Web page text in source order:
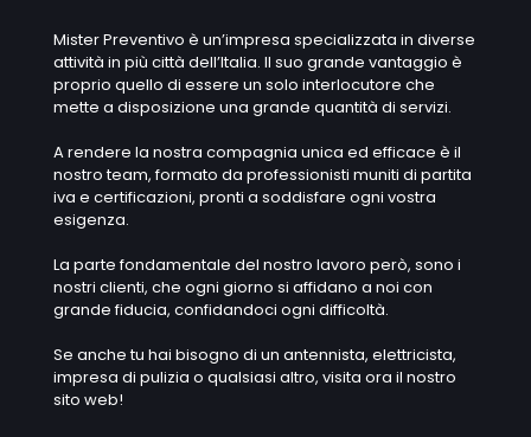
Mister Preventivo è un’impresa specializzata in diverse
attività in più città dell’Italia. Il suo grande vantaggio è
proprio quello di essere un solo interlocutore che
mette a disposizione una grande quantità di servizi.
A rendere la nostra compagnia unica ed efficace è il
nostro team, formato da professionisti muniti di partita
iva e certificazioni, pronti a soddisfare ogni vostra
esigenza.
La parte fondamentale del nostro lavoro però, sono i
nostri clienti, che ogni giorno si affidano a noi con
grande fiducia, confidandoci ogni difficoltà.
Se anche tu hai bisogno di un antennista, elettricista,
impresa di pulizia o qualsiasi altro, visita ora il nostro
sito web!